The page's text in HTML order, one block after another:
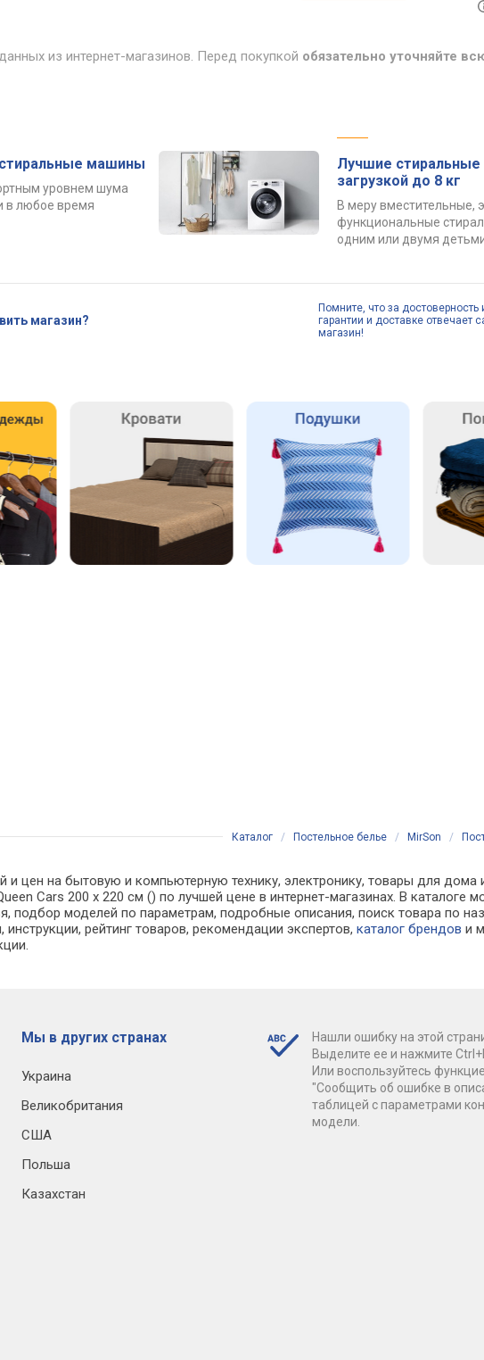
из интернет-магазинов. Перед покупкой обязательно уточняйте
машины
уровнем шума
в любое время
Лучшие
загрузкой до 8 кг
В меру вместительные,
функциональные
одним или двумя
магазин?
Помните, что за
гарантии и доставке отвечает
магазин!
Каталог / Постельное белье / MirSon /
и цен на бытовую и компьютерную технику, электронику, товары для
Cars 200 x 220 см () по лучшей цене в интернет-магазинах. В
подбор моделей по параметрам, подробные описания, поиск товара по
рейтинг товаров, рекомендации экспертов,каталог брендов и
Мы в других странах
Украина
Великобритания
США
Польша
Казахстан
Нашли ошибку на этой
Выделите ее и нажмите
Или воспользуйтесь
"Сообщить об ошибке в
таблицей с параметрами
модели.